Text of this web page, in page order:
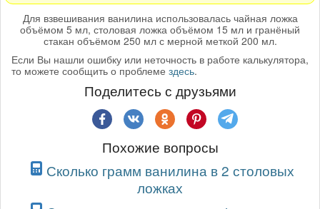
Для взвешивания ванилина использовалась чайная ложка
объёмом 5 мл, столовая ложка объёмом 15 мл и гранёный
стакан объёмом 250 мл с мерной меткой 200 мл.
Если Вы нашли ошибку или неточность в работе калькулятора,
то можете сообщить о проблеме здесь.
Поделитесь с друзьями
Похожие вопросы
Сколько грамм ванилина в 2 столовых
ложках